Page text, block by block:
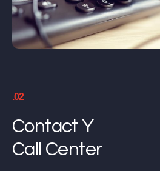
.02
Contact Y
Call Center